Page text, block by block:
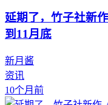
延期了，竹子社新
到11月底
新月酱
资讯
10个月前